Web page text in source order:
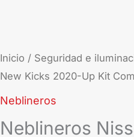
Inicio / Seguridad e
New Kicks 2020-Up Kit
Neblineros
Neblineros